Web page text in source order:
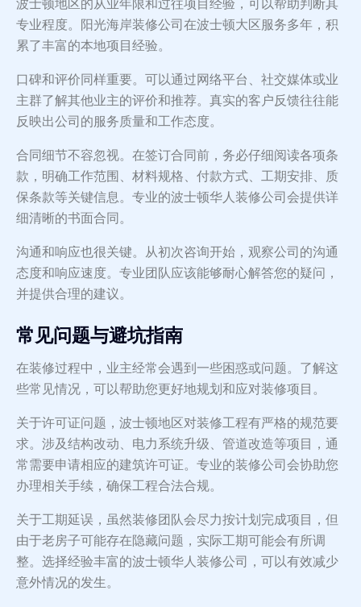
波士顿地区的从业年限和过往项目经验，可以帮助判断其
专业程度。阳光海岸装修公司在波士顿大区服务多年，积
累了丰富的本地项目经验。
口碑和评价同样重要。可以通过网络平台、社交媒体或业
主群了解其他业主的评价和推荐。真实的客户反馈往往能
反映出公司的服务质量和工作态度。
合同细节不容忽视。在签订合同前，务必仔细阅读各项条
款，明确工作范围、材料规格、付款方式、工期安排、质
保条款等关键信息。专业的波士顿华人装修公司会提供详
细清晰的书面合同。
沟通和响应也很关键。从初次咨询开始，观察公司的沟通
态度和响应速度。专业团队应该能够耐心解答您的疑问，
并提供合理的建议。
常见问题与避坑指南
在装修过程中，业主经常会遇到一些困惑或问题。了解这
些常见情况，可以帮助您更好地规划和应对装修项目。
关于许可证问题，波士顿地区对装修工程有严格的规范要
求。涉及结构改动、电力系统升级、管道改造等项目，通
常需要申请相应的建筑许可证。专业的装修公司会协助您
办理相关手续，确保工程合法合规。
关于工期延误，虽然装修团队会尽力按计划完成项目，但
由于老房子可能存在隐藏问题，实际工期可能会有所调
整。选择经验丰富的波士顿华人装修公司，可以有效减少
意外情况的发生。